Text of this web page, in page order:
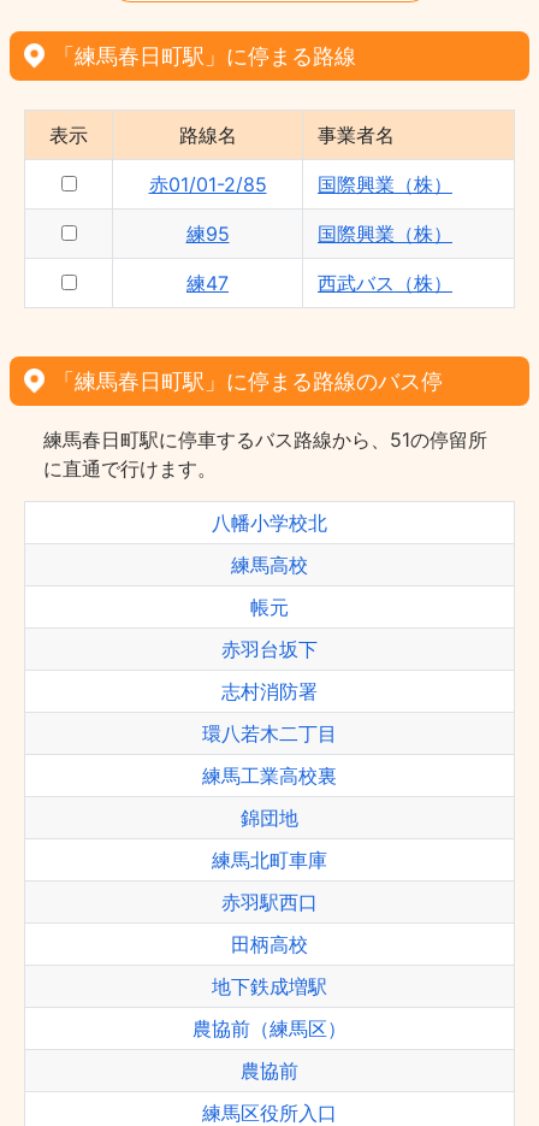
「練馬春日町駅」に停まる路線
表示 路線名 事業者名
赤01/01-2/85 国際興業（株）
練95 国際興業（株）
練47 西武バス（株）
「練馬春日町駅」に停まる路線のバス停
練馬春日町駅に停車するバス路線から、51の停留所
に直通で行けます。
八幡小学校北
練馬高校
帳元
赤羽台坂下
志村消防署
環八若木二丁目
練馬工業高校裏
錦団地
練馬北町車庫
赤羽駅西口
田柄高校
地下鉄成増駅
農協前（練馬区）
農協前
練馬区役所入口